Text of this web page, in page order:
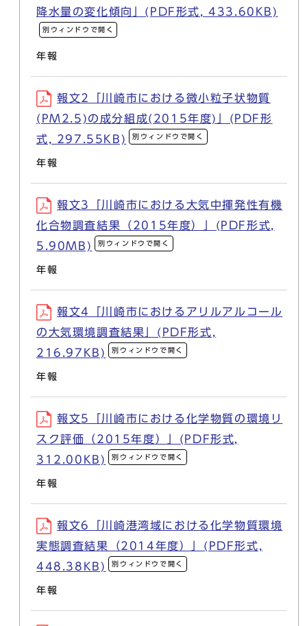
降水量の変化傾向」(PDF形式, 433.60KB)
別ウィンドウで開く
年報
報文2「川崎市における微小粒子状物質
(PM2.5)の成分組成(2015年度)」(PDF形
式, 297.55KB)
別ウィンドウで開く
年報
報文3「川崎市における大気中揮発性有機
化合物調査結果（2015年度）」(PDF形式,
5.90MB)
別ウィンドウで開く
年報
報文4「川崎市におけるアリルアルコール
の大気環境調査結果」(PDF形式,
216.97KB)
別ウィンドウで開く
年報
報文5「川崎市における化学物質の環境リ
スク評価（2015年度）」(PDF形式,
312.00KB)
別ウィンドウで開く
年報
報文6「川崎港湾域における化学物質環境
実態調査結果（2014年度）」(PDF形式,
448.38KB)
別ウィンドウで開く
年報